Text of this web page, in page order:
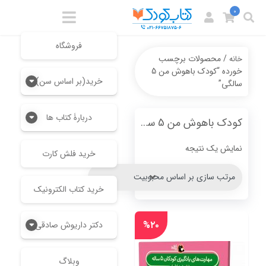
فروشگاه
خرید(بر اساس سن)
دربارۀ کتاب ها
خرید فلش کارت
خرید کتاب الکترونیک
دکتر داریوش صادقی
وبلاگ
0
خانه/ محصولات برچسب
خورده “کودک باهوش من 5
سالگی”
کودک باهوش من 5 سالگی
نمایش یک نتیجه
%۲۰